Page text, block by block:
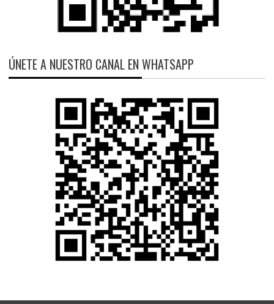
ÚNETE A NUESTRO CANAL EN WHATSAPP